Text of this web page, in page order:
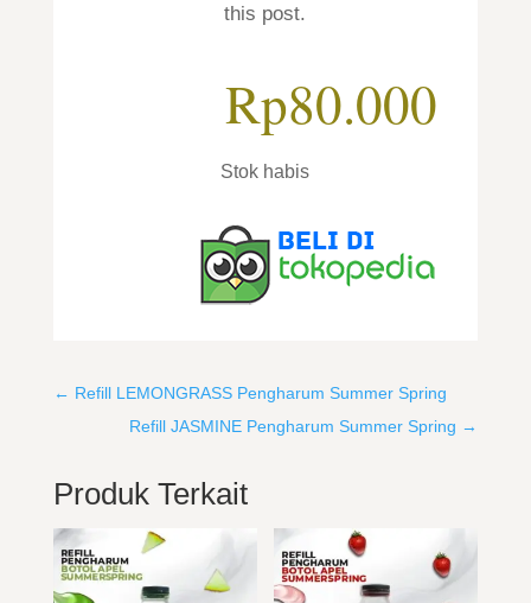
this post.
Rp80.000
Stok habis
← Refill LEMONGRASS Pengharum Summer Spring
Refill JASMINE Pengharum Summer Spring →
Produk Terkait